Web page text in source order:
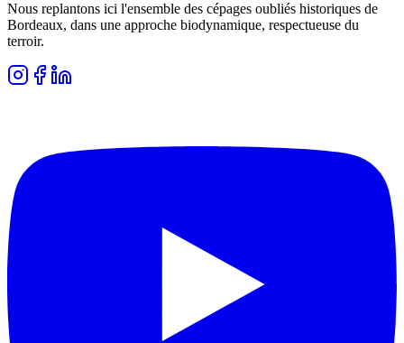
Nous replantons ici l'ensemble des cépages oubliés historiques de
Bordeaux, dans une approche biodynamique, respectueuse du
terroir.